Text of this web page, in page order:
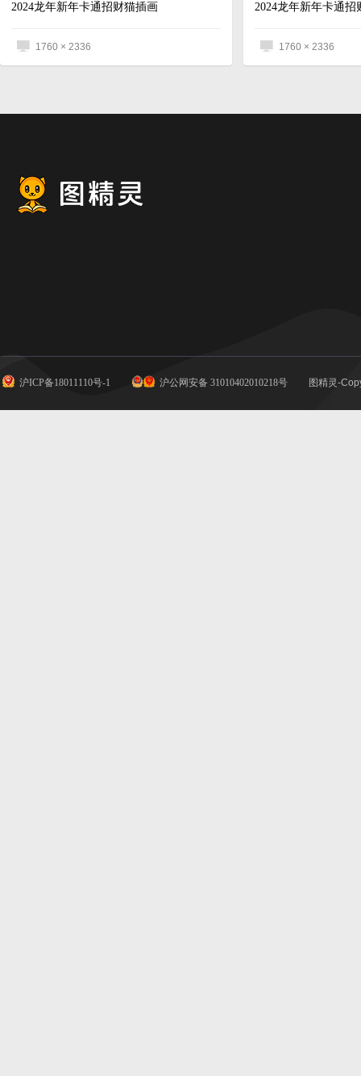
2024龙年新年卡通招财猫插画
1760 × 2336
2024龙年新年卡通招
1760 × 2336
沪ICP备18011110号-1 沪公网安备 31010402010218号 图精灵-